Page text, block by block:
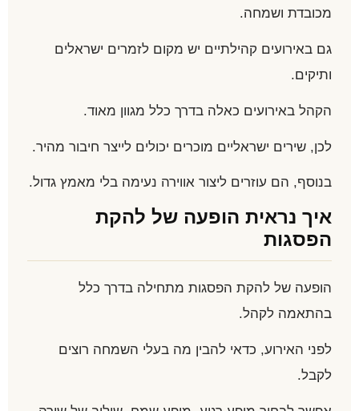
מכובדת ושמחה.
גם באירועים קהילתיים יש מקום לזמרים ישראלים
ותיקים.
הקהל באירועים כאלה בדרך כלל מגוון מאוד.
לכן, שירים ישראליים מוכרים יכולים לייצר חיבור מהיר.
בנוסף, הם עוזרים ליצור אווירה נעימה בלי מאמץ גדול.
איך נראית הופעה של להקת
הפסגות
הופעה של להקת הפסגות מתחילה בדרך כלל
בהתאמה לקהל.
לפני האירוע, כדאי להבין מה בעלי השמחה רוצים
לקבל.